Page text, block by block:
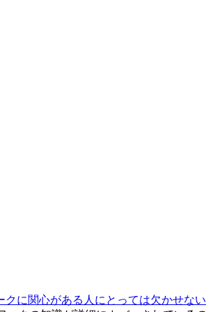
クに関心がある人にとっては欠かせない